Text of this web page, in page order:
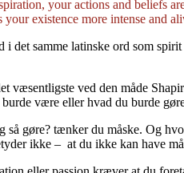
your actions and beliefs
your existence more intense and
i det samme latinske ord som
væsentligste ved den måde
være eller hvad du burde
så gøre? tænker du måske. Og
ikke – at du ikke kan have